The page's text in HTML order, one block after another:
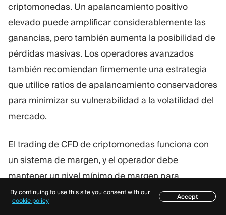
criptomonedas. Un apalancamiento positivo
elevado puede amplificar considerablemente las
ganancias, pero también aumenta la posibilidad de
pérdidas masivas. Los operadores avanzados
también recomiendan firmemente una estrategia
que utilice ratios de apalancamiento conservadores
para minimizar su vulnerabilidad a la volatilidad del
mercado.
El trading de CFD de criptomonedas funciona con
un sistema de margen, y el operador debe
mantener un nivel mínimo de margen para
mantener su posición abierta. De no ser así, se
producirán llamadas de margen y la posible
Índice
By continuing to use this site you consent with our
cookie policy
Accept